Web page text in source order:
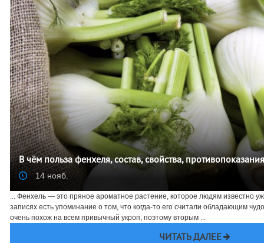
В чём польза фенхеля, состав, свойства, противопоказания
14 нояб.
... Фенхель — это пряное ароматное растение, которое людям известно
записях есть упоминание о том, что когда-то его считали обладающим
очень похож на всем привычный укроп, поэтому вторым ...
ЧИТАТЬ ДАЛЕЕ